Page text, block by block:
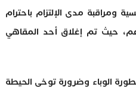
ومراقبة مدى الإلتزام باحترام
حيث تم إغلاق أحد المقاهي
الوباء وضرورة توخي الحيطة